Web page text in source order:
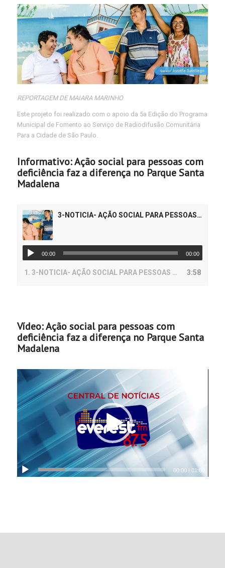
REPORTAGEM DE MAIARA MARINHO
Este projeto foi realizado com o apoio da 5a Edição do Programa
Municipal de Fomento ao Serviço de Radiodifusão Comunitária
Para a Cidade de São Paulo.
Informativo: Ação social para pessoas com
deficiência faz a diferença no Parque Santa
Madalena
3-NOTICIA- AÇÃO SOCIAL PARA PESSOAS COM DEFICIÊNCIA FAZ A DIFERENÇA NO PARQUE SANTA MADALENA-EVEREST
00:00 00:00
1. 3-NOTICIA- AÇÃO SOCIAL PARA PESSOAS COM DEFICIÊNCIA FAZ A DIFERENÇA NO PARQUE SANTA MADALENA-EVEREST 3:58
Vídeo: Ação social para pessoas com
deficiência faz a diferença no Parque Santa
Madalena
00:00 |01:00